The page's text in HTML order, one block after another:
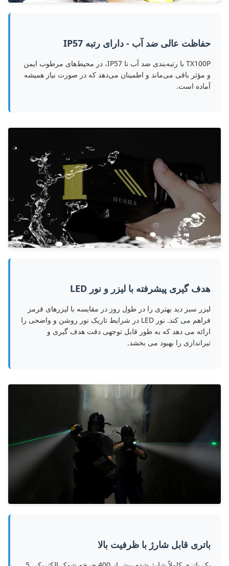
حفاظت عالی ضد آب - دارای رتبه IP57
TX100P با رتبه‌بندی ضد آب تا IP57، در محیط‌های مرطوب ایمن
و مؤثر باقی می‌ماند و اطمینان می‌دهد که در صورت نیاز همیشه
آماده است.
هدف گیری پیشرفته با لیزر و نور LED
لیزر سبز دید بهتری را در طول روز در مقایسه با لیزرهای قرمز
فراهم می کند. نور LED در شرایط تاریک نور روشن و واضحی را
ارائه می دهد که به طور قابل توجهی دقت هدف گیری و
تیراندازی را بهبود می بخشد.
باتری قابل شارژ با ظرفیت بالا